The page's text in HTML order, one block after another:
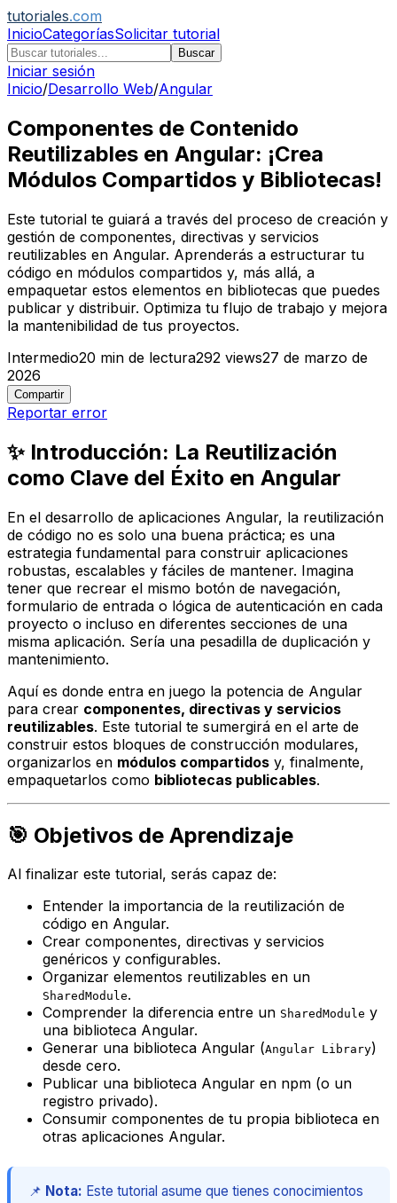
tutoriales.com
InicioCategoríasSolicitar tutorial
Buscar
Iniciar sesión
Inicio/Desarrollo Web/Angular
Componentes de Contenido
Reutilizables en Angular: ¡Crea
Módulos Compartidos y Bibliotecas!
Este tutorial te guiará a través del proceso de creación y
gestión de componentes, directivas y servicios
reutilizables en Angular. Aprenderás a estructurar tu
código en módulos compartidos y, más allá, a
empaquetar estos elementos en bibliotecas que puedes
publicar y distribuir. Optimiza tu flujo de trabajo y mejora
la mantenibilidad de tus proyectos.
Intermedio20 min de lectura292 views27 de marzo de
2026
Compartir
Reportar error
✨ Introducción: La Reutilización
como Clave del Éxito en Angular
En el desarrollo de aplicaciones Angular, la reutilización
de código no es solo una buena práctica; es una
estrategia fundamental para construir aplicaciones
robustas, escalables y fáciles de mantener. Imagina
tener que recrear el mismo botón de navegación,
formulario de entrada o lógica de autenticación en cada
proyecto o incluso en diferentes secciones de una
misma aplicación. Sería una pesadilla de duplicación y
mantenimiento.
Aquí es donde entra en juego la potencia de Angular
para crear componentes, directivas y servicios
reutilizables. Este tutorial te sumergirá en el arte de
construir estos bloques de construcción modulares,
organizarlos en módulos compartidos y, finalmente,
empaquetarlos como bibliotecas publicables.
🎯 Objetivos de Aprendizaje
Al finalizar este tutorial, serás capaz de:
Entender la importancia de la reutilización de
código en Angular.
Crear componentes, directivas y servicios
genéricos y configurables.
Organizar elementos reutilizables en un
SharedModule.
Comprender la diferencia entre un SharedModule y
una biblioteca Angular.
Generar una biblioteca Angular (Angular Library)
desde cero.
Publicar una biblioteca Angular en npm (o un
registro privado).
Consumir componentes de tu propia biblioteca en
otras aplicaciones Angular.
📌 Nota: Este tutorial asume que tienes conocimientos